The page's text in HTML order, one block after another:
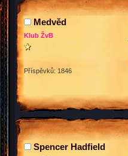
Medvěd
Klub ŽvB
Příspěvků: 1846
Spencer Hadfield